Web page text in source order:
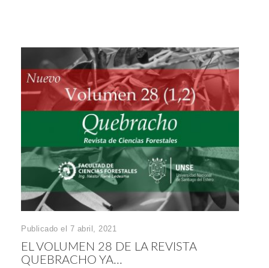
Publicado el 7 abril, 2021
EL VOLUMEN 28 DE LA REVISTA
QUEBRACHO YA...